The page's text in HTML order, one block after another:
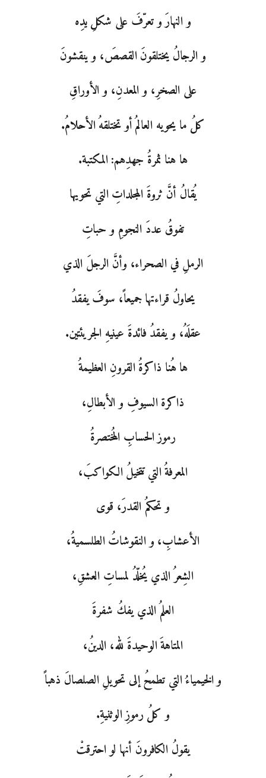
و النهارَ و تعرّفَ على شكلِ يدِه
و الرجالُ يختلقونَ القصصَ، و ينقشونَ
على الصخرِ، و المعدنِ، و الأوراقِ
كلُ ما يحويه العالمُ أو تختلقهُ الأحلامُ.
ها هنا ثمرةُ جهدِهم: المكتبة.
يُقالُ أنَّ ثروةَ المجلداتِ التي تحويها
تفوقُ عددَ النجومِ و حباتِ
الرملِ في الصحراء، وأنَّ الرجلَ الذي
يحاولُ قراءتها جميعاً، سوفَ يفقدُ
عقلَهُ، و يفقدُ فائدةَ عينيهِ الجريئتين.
ها هُنا ذاكرةُ القرونِ العظيمةُ
ذاكرة السيوفِ و الأبطالِ،
رموز الحسابِ المُختصرةُ
المعرفةُ التي تتخيلُ الكواكبَ،
و تحكمُ القدرَ، قوى
الأعشابِ، و النقوشاتُ الطلسميةُ،
الشِعرُ الذي يُخلّدُ لمساتِ العشقِ،
العلمُ الذي يفكُ شفرةَ
المتاهةَ الوحيدةَ لله، الدينُ،
و الخيمياءُ التي تطمحُ إلى تحويلِ الصلصالَ ذهباً
و كلُ رموزِ الوثنيةِ.
يقولُ الكافرونَ أنها لو احترقتْ